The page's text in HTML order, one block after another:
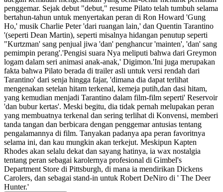
penggemar. Sejak debut "debut," resume Pilato telah tumbuh selama
bertahun-tahun untuk menyertakan peran di Ron Howard 'Gung
Ho,' musik Charlie Peter 'dari ruangan lain,' dan Quentin Tarantino
'(seperti Dean Martin), seperti misalnya hidangan penutup seperti
"Kurtzman' sang penjual jiwa 'dan' penghancur 'mainten', 'dan' sang
pemimpin perang'.'Pengisi suara Nya meliputi bahwa dari Greymon
logam dalam seri animasi anak-anak,' Digimon.'Ini juga merupakan
fakta bahwa Pilato berada di trailer asli untuk versi rendah dari
Tarantino' dari senja hingga fajar, 'dimana dia dapat terlihat
mengenakan setelan hitam terkenal, kemeja putih,dan dasi hitam,
yang kemudian menjadi Tarantino dalam film-film seperti' Reservoir
'dan bubur kertas'. Meski begitu, dia tidak pernah melupakan peran
yang membuatnya terkenal dan sering terlihat di Konvensi, memberi
tanda tangan dan berbicara dengan penggemar antusias tentang
pengalamannya di film. Tanyakan padanya apa peran favoritnya
selama ini, dan kau mungkin akan terkejut. Meskipun Kapten
Rhodes akan selalu dekat dan sayang hatinya, ia wax nostalgia
tentang peran sebagai karolernya profesional di Gimbel's
Department Store di Pittsburgh, di mana ia mendirikan Dickens
Carolers, dan sebagai stand-in untuk Robert DeNiro di ' The Deer
Hunter.'